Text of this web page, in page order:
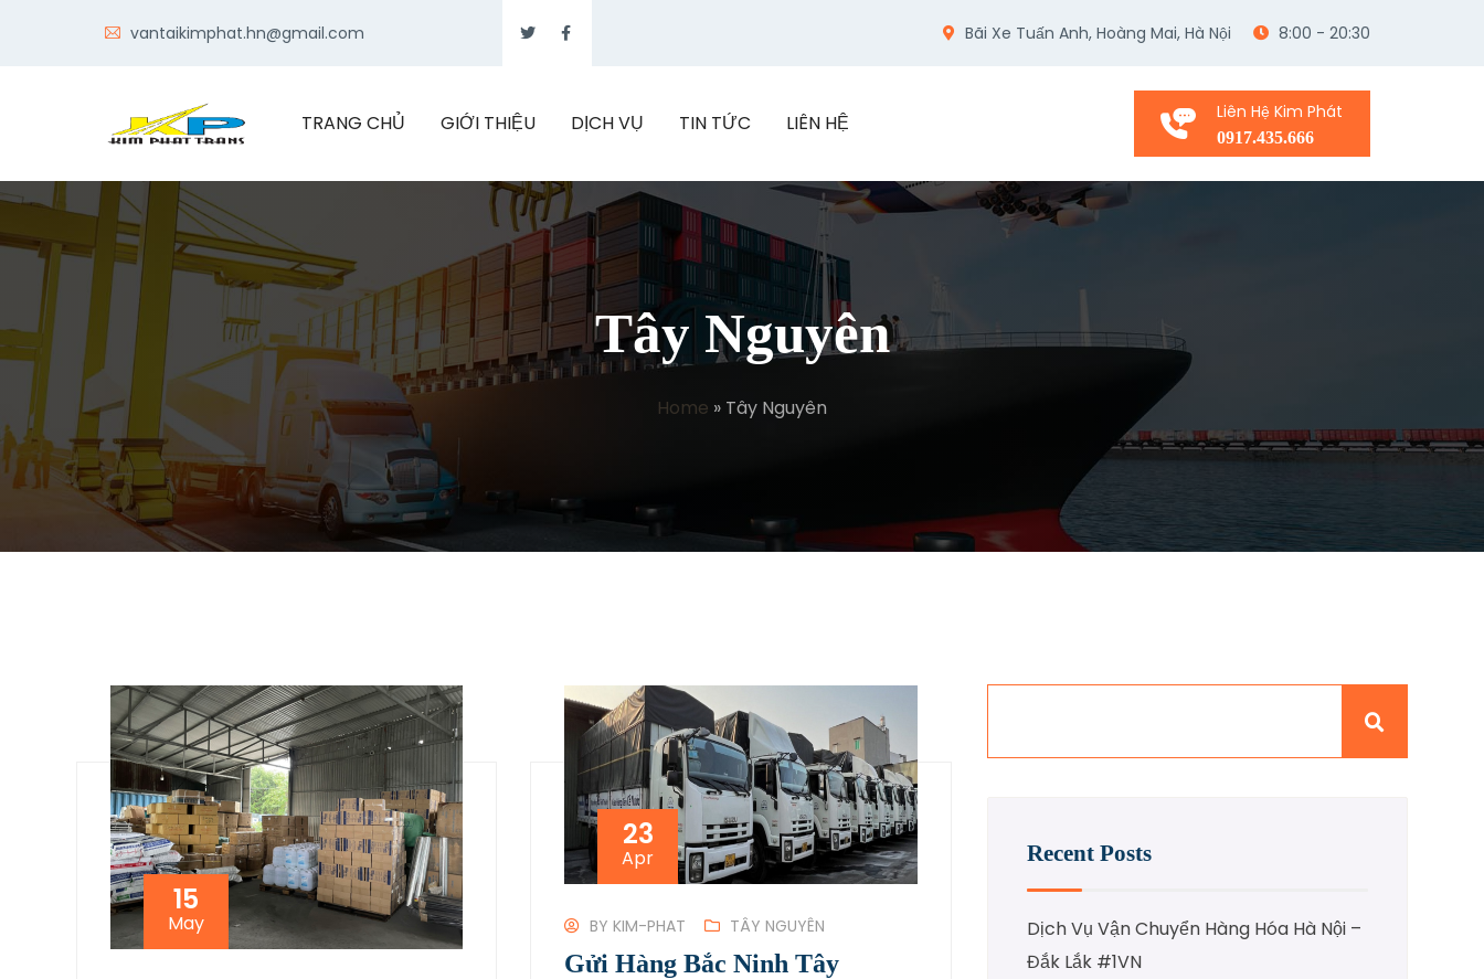
vantaikimphat.hn@gmail.com Bãi Xe Tuấn Anh, Hoàng Mai, Hà Nội 8:00 - 20:30
TRANG CHỦ GIỚI THIỆU DỊCH VỤ TIN TỨC LIÊN HỆ Liên Hệ Kim Phát
0917.435.666
Tây Nguyên
Home » Tây Nguyên
15
May
23
Apr
BYKIM-PHAT TÂY NGUYÊN
Gửi Hàng Bắc Ninh Tây
Recent Posts
Dịch Vụ Vận Chuyển Hàng Hóa Hà Nội –
Đắk Lắk #1VN